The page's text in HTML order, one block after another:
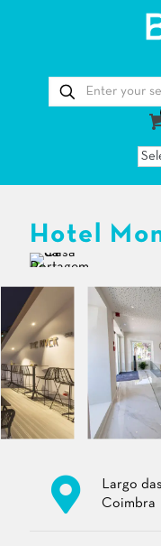
Hotel
Largo
Coimbra